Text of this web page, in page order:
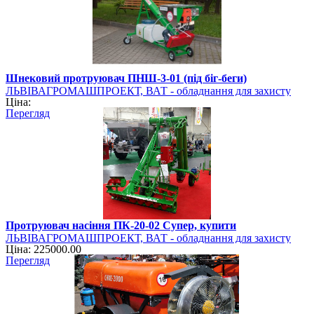
Шнековий протруювач ПНШ-3-01 (під біг-беги)
ЛЬВІВАГРОМАШПРОЕКТ, ВАТ - обладнання для захисту
рослин
Ціна:
Перегляд
Протруювач насіння ПК-20-02 Супер, купити
ЛЬВІВАГРОМАШПРОЕКТ, ВАТ - обладнання для захисту
рослин
Ціна: 225000.00
Перегляд